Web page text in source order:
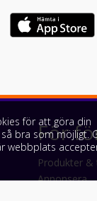
För
Produkter
Annonsera
för att göra din
bra som möjligt.
webbplats